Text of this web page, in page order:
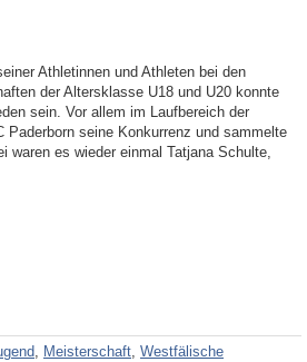
Athletinnen und Athleten bei den
der Altersklasse U18 und U20 konnte
sein. Vor allem im Laufbereich der
Paderborn seine Konkurrenz und sammelte
waren es wieder einmal Tatjana Schulte,
, Meisterschaft, Westfälische